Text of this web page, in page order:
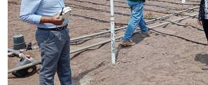
cultivos